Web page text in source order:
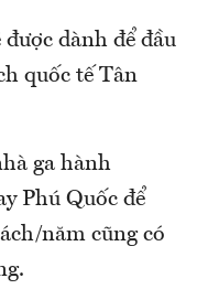
dành để đầu
quốc tế Tân
ga hành
Phú Quốc để
năm cũng có